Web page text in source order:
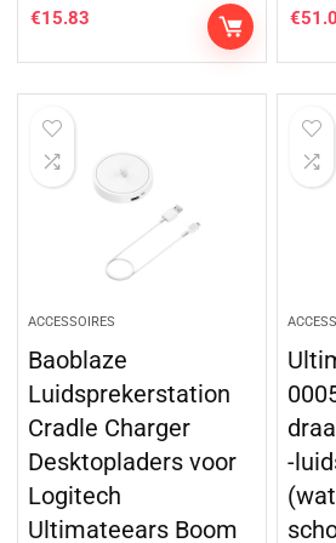
€15.83 €
ACCESSOIRES
Baoblaze
Luidsprekerstation
Cradle Charger
Desktopladers voor
Logitech
Ultimateears Boom
-